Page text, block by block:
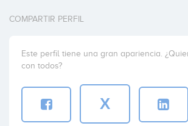
COMPARTIR PERFIL
Este perfil tiene una gran apariencia.
con todos?
X